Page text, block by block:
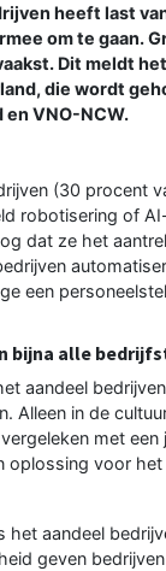
heeft last
om te gaan.
Dit meldt
die wordt
en VNO-NCW.
(30 procent
robotisering of
dat ze het
een
bijna alle
aandeel
Alleen in de
met
oplossing voor
het aandeel
geven